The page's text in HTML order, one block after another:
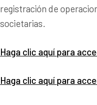
registración de
societarias.
Haga clic aquí para
Haga clic aquí para